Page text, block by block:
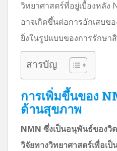
วิทยาศาสตร์ที่อยู่เบื้องหลัง
อาจเกิดขึ้นต่อการอักเสบข
ยิ่งในรูปแบบของการรักษา
สารบัญ
การเพิ่มขึ้นของ
ด้านสุขภาพ
NMN ซึ่งเป็นอนุพันธ์ของวิ
วิจัยทางวิทยาศาสตร์เพื่อเ